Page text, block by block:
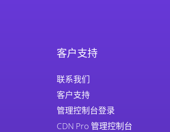
客户支持
联系我们
客户支持
管理控制台登录
CDN Pro 管理控制台